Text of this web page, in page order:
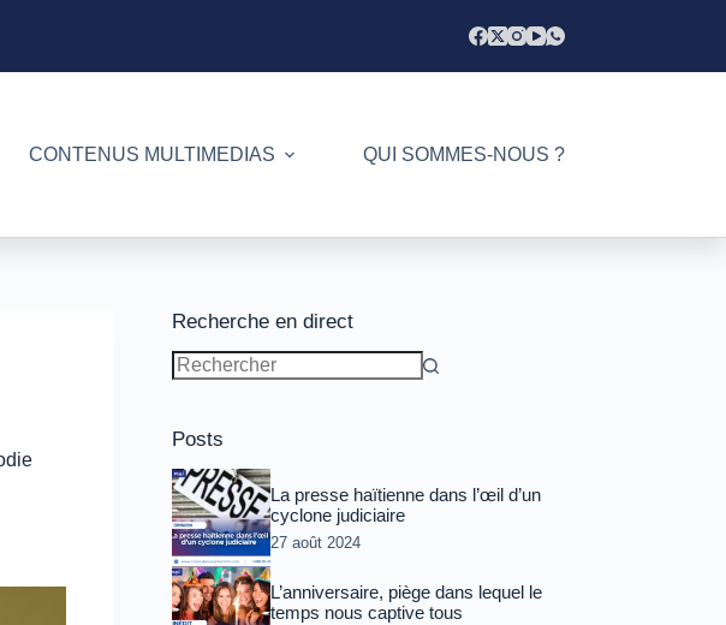
CONTENUS MULTIMEDIAS QUI SOMMES-NOUS ?
Recherche en direct
Posts
La presse haïtienne dans l’œil d’un
cyclone judiciaire
27 août 2024
L’anniversaire, piège dans lequel le
temps nous captive tous